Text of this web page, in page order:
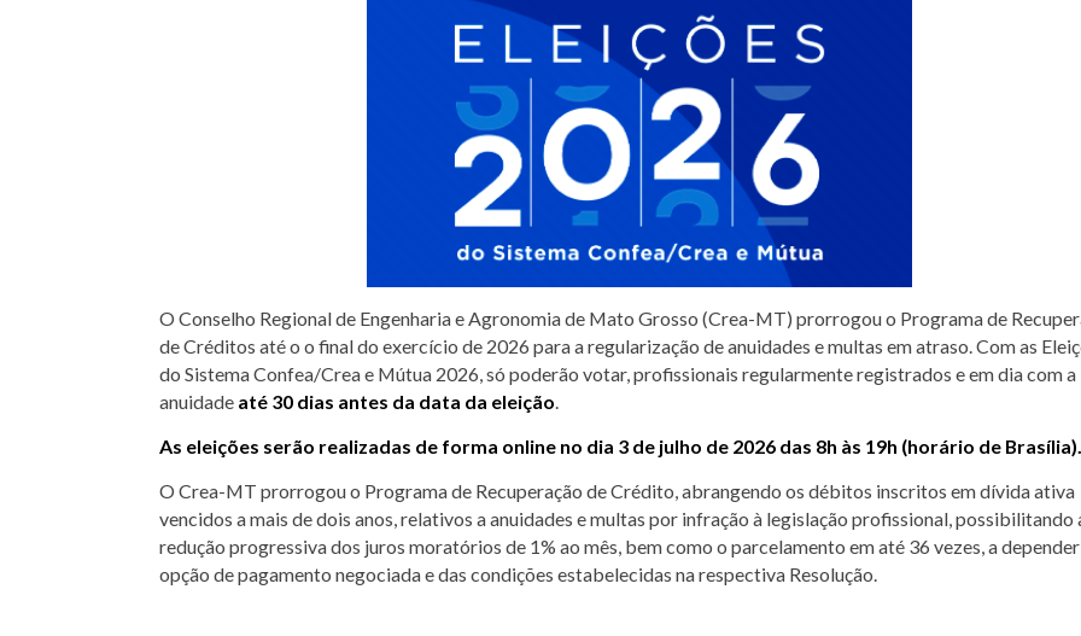
O Conselho Regional de Engenharia e Agronomia de Mato Grosso (Crea-MT) prorrogou o Programa de
de Créditos até o o final do exercício de 2026 para a regularização de anuidades e multas em atraso. Com as
do Sistema Confea/Crea e Mútua 2026, só poderão votar, profissionais regularmente registrados e em dia com a
anuidade até 30 dias antes da data da eleição
As eleições serão realizadas de forma online no dia 3 de julho de 2026 das 8h às 19h (horário de Brasília).
O Crea-MT prorrogou o Programa de Recuperação de Crédito, abrangendo os débitos inscritos em dívida ativa
vencidos a mais de dois anos, relativos a anuidades e multas por infração à legislação profissional, possibilitando
redução progressiva dos juros moratórios de 1% ao mês, bem como o parcelamento em até 36 vezes, a
opção de pagamento negociada e das condições estabelecidas na respectiva Resolução.